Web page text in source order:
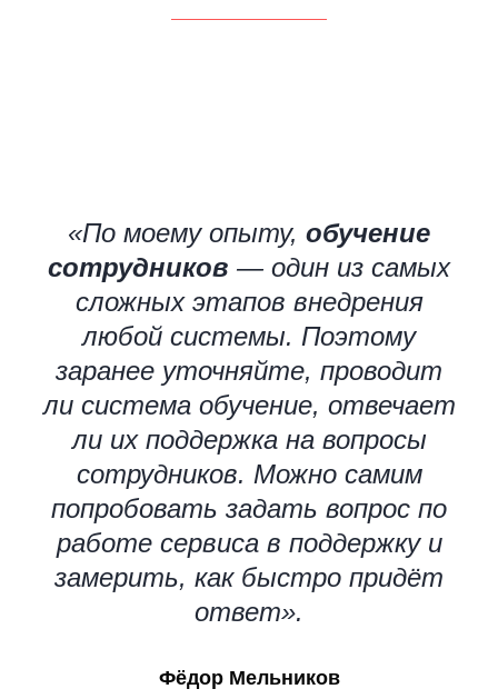
«По моему опыту, обучение
сотрудников — один из самых
сложных этапов внедрения
любой системы. Поэтому
заранее уточняйте, проводит
ли система обучение, отвечает
ли их поддержка на вопросы
сотрудников. Можно самим
попробовать задать вопрос по
работе сервиса в поддержку и
замерить, как быстро придёт
ответ».
Фёдор Мельников